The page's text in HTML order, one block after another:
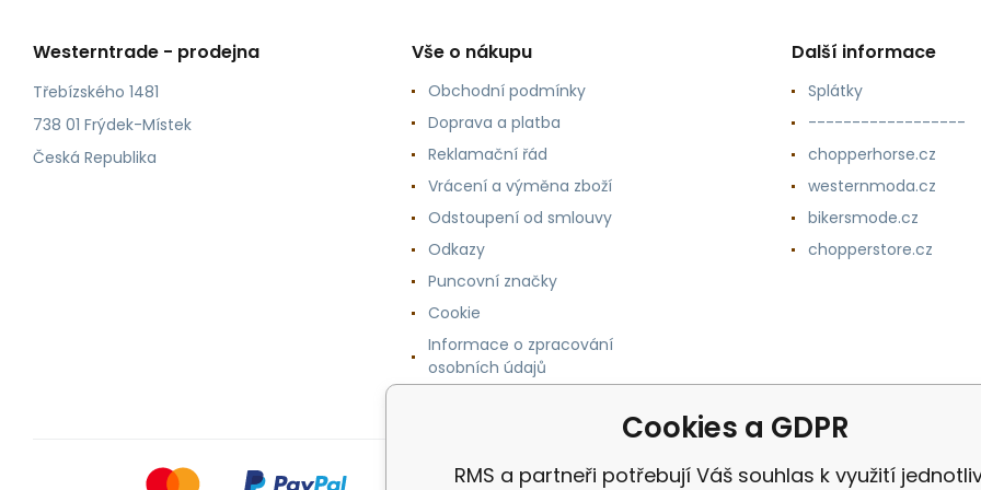
Westerntrade - prodejna
Třebízského 1481
738 01 Frýdek-Místek
Česká Republika
Vše o nákupu
Obchodní podmínky
Doprava a platba
Reklamační řád
Vrácení a výměna zboží
Odstoupení od smlouvy
Odkazy
Puncovní značky
Cookie
Informace o zpracování
osobních údajů
Další informace
Splátky
------------------
chopperhorse.cz
westernmoda.cz
bikersmode.cz
chopperstore.cz
Cookies a GDPR
RMS a partneři potřebují Váš souhlas k využití